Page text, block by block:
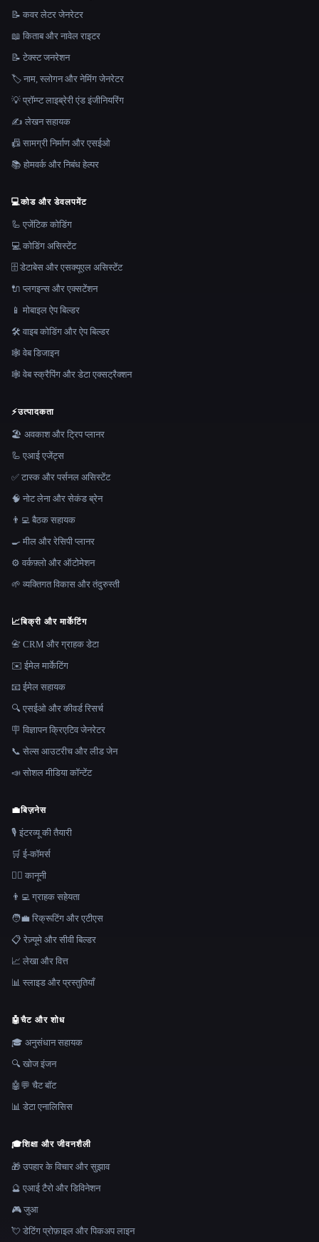
📝 कवर लेटर जेनरेटर
📖 किताब और नावेल राइटर
📝 टेक्स्ट जनरेशन
🏷️ नाम, स्लोगन और नेमिंग जेनरेटर
💡 प्रॉम्प्ट लाइब्रेरी एंड इंजीनियरिंग
✍️ लेखन सहायक
📠 सामग्री निर्माण और एसईओ
📚 होमवर्क और निबंध हेल्पर
💻कोड और डेवलपमेंट
🦾 एजेंटिक कोडिंग
💻 कोडिंग असिस्टेंट
🗄️ डेटाबेस और एसक्यूएल असिस्टेंट
🔌 प्लगइन्स और एक्सटेंशन
📱 मोबाइल ऐप बिल्डर
🛠️ वाइब कोडिंग और ऐप बिल्डर
🕸 वेब डिजाइन
🕸️ वेब स्क्रैपिंग और डेटा एक्सट्रैक्शन
⚡उत्पादकता
🏖 अवकाश और ट्रिप प्लानर
🦾 एआई एजेंट्स
✅ टास्क और पर्सनल असिस्टेंट
🧠 नोट लेना और सेकंड ब्रेन
👨‍💻 बैठक सहायक
🍳 मील और रेसिपी प्लानर
⚙️ वर्कफ़्लो और ऑटोमेशन
🌱 व्यक्तिगत विकास और तंदुरुस्ती
📈बिक्री और मार्केटिंग
📇 CRM और ग्राहक डेटा
✉️ ईमेल मार्केटिंग
📧 ईमेल सहायक
🔍 एसईओ और कीवर्ड रिसर्च
🪧 विज्ञापन क्रिएटिव जेनरेटर
📞 सेल्स आउटरीच और लीड जेन
📣 सोशल मीडिया कॉन्टेंट
💼बिज़नेस
🎙️ इंटरव्यू की तैयारी
🛒 ई-कॉमर्स
👩‍⚖️ कानूनी
👨‍💻 ग्राहक सहेयता
🧑‍💼 रिक्रूटिंग और एटीएस
📋 रेज़्यूमे और सीवी बिल्डर
📈 लेखा और वित्त
📊 स्लाइड और प्रस्तुतियाँ
🤖चैट और शोध
🎓 अनुसंधान सहायक
🔍 खोज इंजन
🤖💬 चैट बॉट
📊 डेटा एनालिसिस
🎓शिक्षा और जीवनशैली
🎁 उपहार के विचार और सुझाव
🔮 एआई टैरो और डिविनेशन
🎮 जुआ
💘 डेटिंग प्रोफ़ाइल और पिकअप लाइन